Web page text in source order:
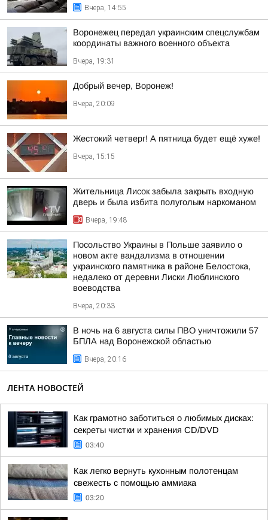
Вчера, 14:55
Воронежец передал украинским спецслужбам
координаты важного военного объекта
Вчера, 19:31
Добрый вечер, Воронеж!
Вчера, 20:09
Жестокий четверг! А пятница будет ещё хуже!
Вчера, 15:15
Жительница Лисок забыла закрыть входную
дверь и была избита полуголым наркоманом
Вчера, 19:48
Посольство Украины в Польше заявило о
новом акте вандализма в отношении
украинского памятника в районе Белостока,
недалеко от деревни Лиски Люблинского
воеводства
Вчера, 20:33
В ночь на 6 августа силы ПВО уничтожили 57
БПЛА над Воронежской областью
Вчера, 20:16
ЛЕНТА НОВОСТЕЙ
Как грамотно заботиться о любимых дисках:
секреты чистки и хранения CD/DVD
03:40
Как легко вернуть кухонным полотенцам
свежесть с помощью аммиака
03:20